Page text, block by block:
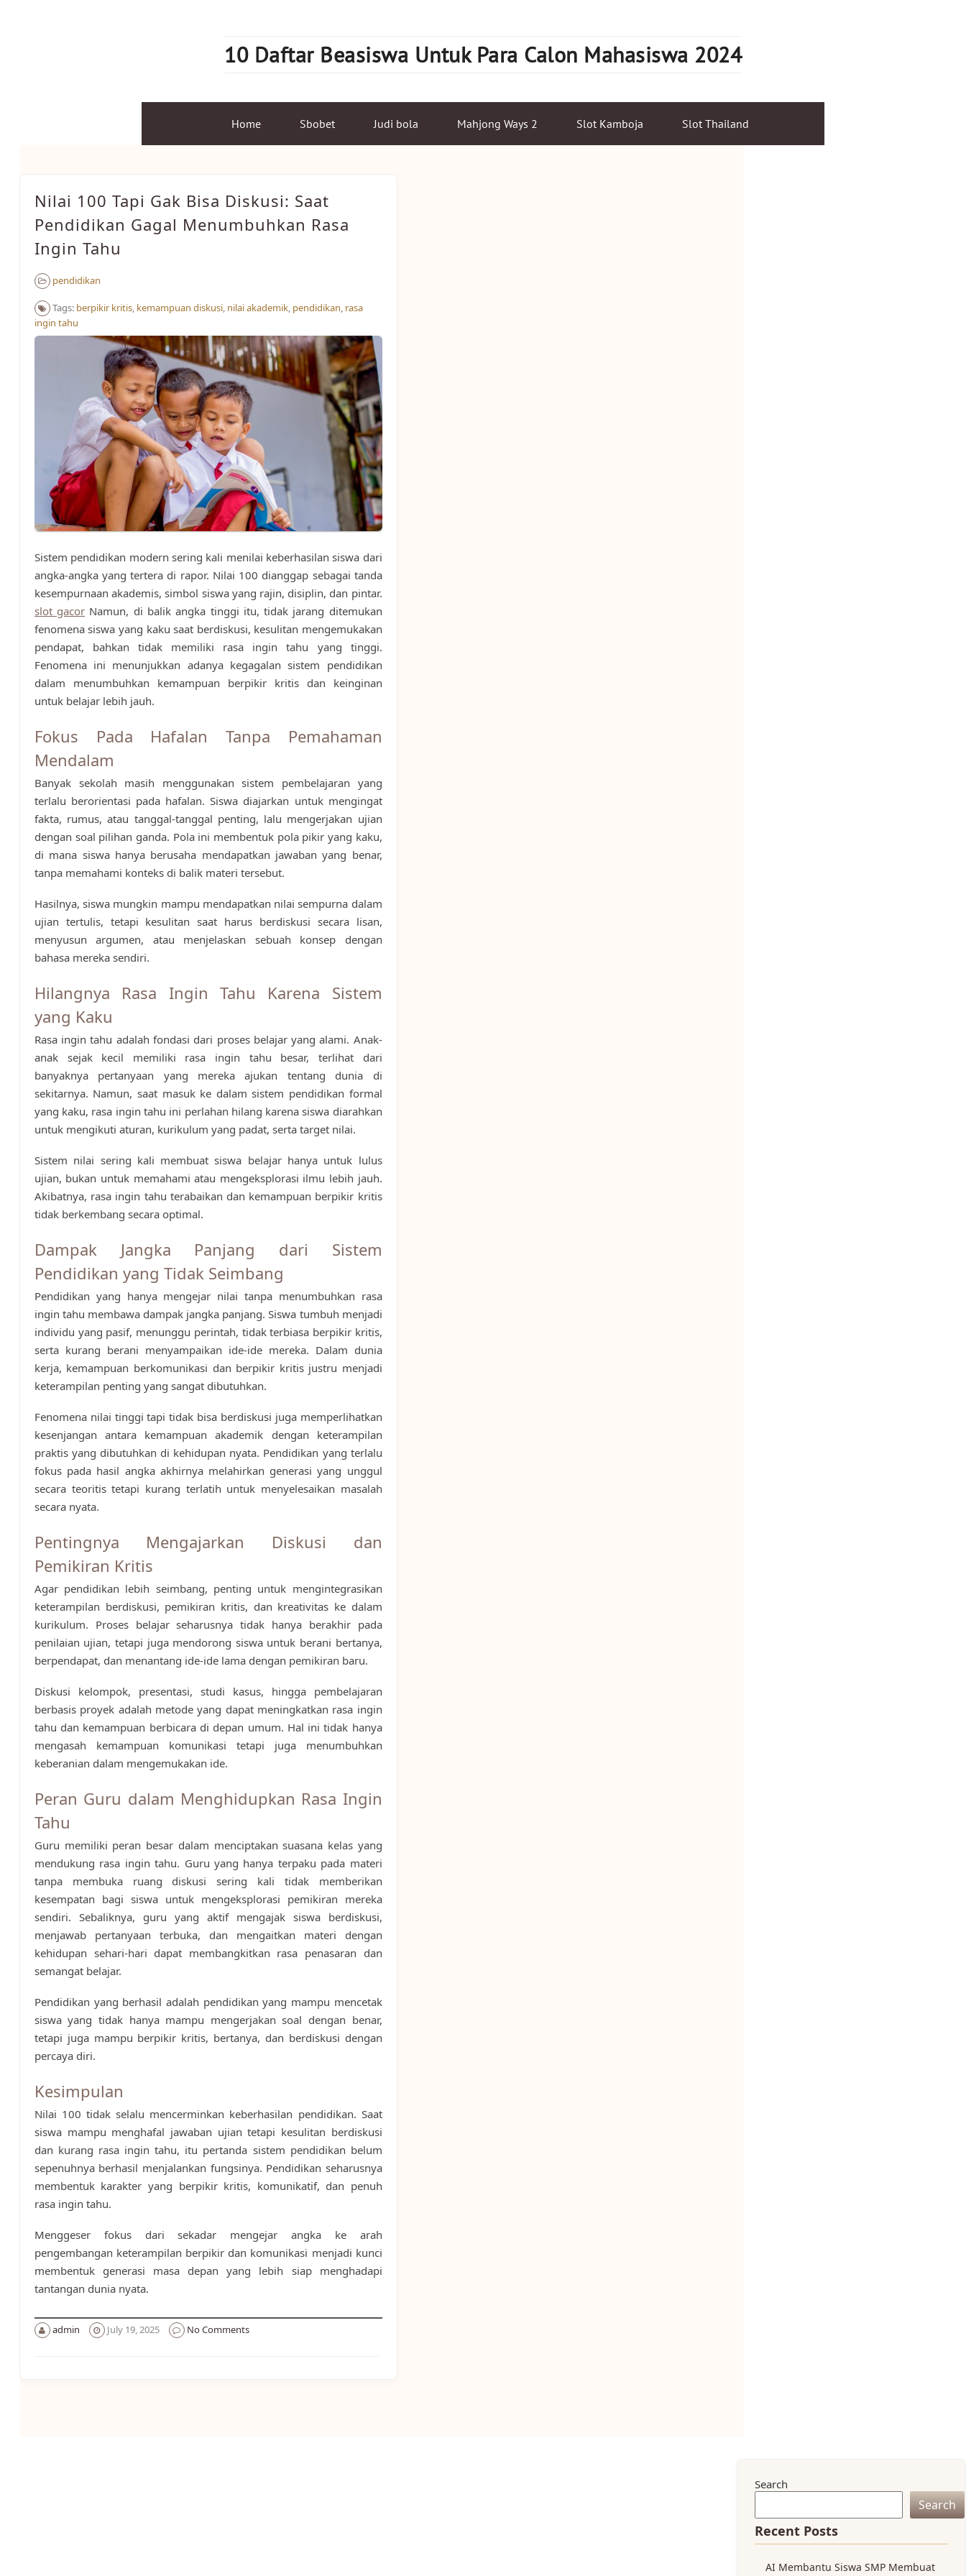
10 Daftar Beasiswa Untuk Para Calon Mahasiswa 2024
Home Sbobet Judi bola Mahjong Ways 2 Slot Kamboja Slot Thailand
Nilai 100 Tapi Gak Bisa Diskusi: Saat
Pendidikan Gagal Menumbuhkan Rasa
Ingin Tahu
pendidikan
Tags: berpikir kritis, kemampuan diskusi, nilai akademik, pendidikan, rasa
ingin tahu
Sistem pendidikan modern sering kali menilai keberhasilan siswa dari
angka-angka yang tertera di rapor. Nilai 100 dianggap sebagai tanda
kesempurnaan akademis, simbol siswa yang rajin, disiplin, dan pintar.
slot gacor Namun, di balik angka tinggi itu, tidak jarang ditemukan
fenomena siswa yang kaku saat berdiskusi, kesulitan mengemukakan
pendapat, bahkan tidak memiliki rasa ingin tahu yang tinggi.
Fenomena ini menunjukkan adanya kegagalan sistem pendidikan
dalam menumbuhkan kemampuan berpikir kritis dan keinginan
untuk belajar lebih jauh.
Fokus Pada Hafalan Tanpa Pemahaman
Mendalam
Banyak sekolah masih menggunakan sistem pembelajaran yang
terlalu berorientasi pada hafalan. Siswa diajarkan untuk mengingat
fakta, rumus, atau tanggal-tanggal penting, lalu mengerjakan ujian
dengan soal pilihan ganda. Pola ini membentuk pola pikir yang kaku,
di mana siswa hanya berusaha mendapatkan jawaban yang benar,
tanpa memahami konteks di balik materi tersebut.
Hasilnya, siswa mungkin mampu mendapatkan nilai sempurna dalam
ujian tertulis, tetapi kesulitan saat harus berdiskusi secara lisan,
menyusun argumen, atau menjelaskan sebuah konsep dengan
bahasa mereka sendiri.
Hilangnya Rasa Ingin Tahu Karena Sistem
yang Kaku
Rasa ingin tahu adalah fondasi dari proses belajar yang alami. Anak-
anak sejak kecil memiliki rasa ingin tahu besar, terlihat dari
banyaknya pertanyaan yang mereka ajukan tentang dunia di
sekitarnya. Namun, saat masuk ke dalam sistem pendidikan formal
yang kaku, rasa ingin tahu ini perlahan hilang karena siswa diarahkan
untuk mengikuti aturan, kurikulum yang padat, serta target nilai.
Sistem nilai sering kali membuat siswa belajar hanya untuk lulus
ujian, bukan untuk memahami atau mengeksplorasi ilmu lebih jauh.
Akibatnya, rasa ingin tahu terabaikan dan kemampuan berpikir kritis
tidak berkembang secara optimal.
Dampak Jangka Panjang dari Sistem
Pendidikan yang Tidak Seimbang
Pendidikan yang hanya mengejar nilai tanpa menumbuhkan rasa
ingin tahu membawa dampak jangka panjang. Siswa tumbuh menjadi
individu yang pasif, menunggu perintah, tidak terbiasa berpikir kritis,
serta kurang berani menyampaikan ide-ide mereka. Dalam dunia
kerja, kemampuan berkomunikasi dan berpikir kritis justru menjadi
keterampilan penting yang sangat dibutuhkan.
Fenomena nilai tinggi tapi tidak bisa berdiskusi juga memperlihatkan
kesenjangan antara kemampuan akademik dengan keterampilan
praktis yang dibutuhkan di kehidupan nyata. Pendidikan yang terlalu
fokus pada hasil angka akhirnya melahirkan generasi yang unggul
secara teoritis tetapi kurang terlatih untuk menyelesaikan masalah
secara nyata.
Pentingnya Mengajarkan Diskusi dan
Pemikiran Kritis
Agar pendidikan lebih seimbang, penting untuk mengintegrasikan
keterampilan berdiskusi, pemikiran kritis, dan kreativitas ke dalam
kurikulum. Proses belajar seharusnya tidak hanya berakhir pada
penilaian ujian, tetapi juga mendorong siswa untuk berani bertanya,
berpendapat, dan menantang ide-ide lama dengan pemikiran baru.
Diskusi kelompok, presentasi, studi kasus, hingga pembelajaran
berbasis proyek adalah metode yang dapat meningkatkan rasa ingin
tahu dan kemampuan berbicara di depan umum. Hal ini tidak hanya
mengasah kemampuan komunikasi tetapi juga menumbuhkan
keberanian dalam mengemukakan ide.
Peran Guru dalam Menghidupkan Rasa Ingin
Tahu
Guru memiliki peran besar dalam menciptakan suasana kelas yang
mendukung rasa ingin tahu. Guru yang hanya terpaku pada materi
tanpa membuka ruang diskusi sering kali tidak memberikan
kesempatan bagi siswa untuk mengeksplorasi pemikiran mereka
sendiri. Sebaliknya, guru yang aktif mengajak siswa berdiskusi,
menjawab pertanyaan terbuka, dan mengaitkan materi dengan
kehidupan sehari-hari dapat membangkitkan rasa penasaran dan
semangat belajar.
Pendidikan yang berhasil adalah pendidikan yang mampu mencetak
siswa yang tidak hanya mampu mengerjakan soal dengan benar,
tetapi juga mampu berpikir kritis, bertanya, dan berdiskusi dengan
percaya diri.
Kesimpulan
Nilai 100 tidak selalu mencerminkan keberhasilan pendidikan. Saat
siswa mampu menghafal jawaban ujian tetapi kesulitan berdiskusi
dan kurang rasa ingin tahu, itu pertanda sistem pendidikan belum
sepenuhnya berhasil menjalankan fungsinya. Pendidikan seharusnya
membentuk karakter yang berpikir kritis, komunikatif, dan penuh
rasa ingin tahu.
Menggeser fokus dari sekadar mengejar angka ke arah
pengembangan keterampilan berpikir dan komunikasi menjadi kunci
membentuk generasi masa depan yang lebih siap menghadapi
tantangan dunia nyata.
admin July 19, 2025 No Comments
Search
Search
Recent Posts
AI Membantu Siswa SMP Membuat